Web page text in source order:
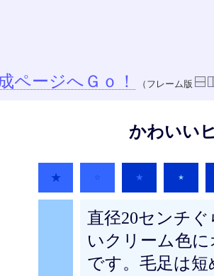
ページへＧｏ！ （フレーム版
かわいい
★ ★ ★
直径20センチ
いクリーム色
です。毛足は